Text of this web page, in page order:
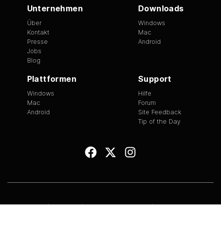
Unternehmen
Über
Kontakt
Presse
Jobs
Blog
Downloads
Windows
Mac
Android
Plattformen
Windows
Mac
Android
Support
Hilfe
Forum
Site Feedback
Tip of the Day